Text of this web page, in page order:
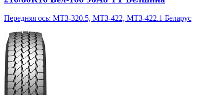
Передняя ось: МТЗ-320.5, МТЗ-422, МТЗ-422.1 Беларус